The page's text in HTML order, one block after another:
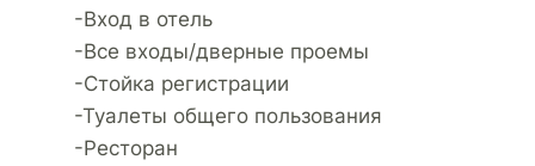
-Вход в отель
-Все входы/дверные проемы
-Стойка регистрации
-Туалеты общего пользования
-Ресторан